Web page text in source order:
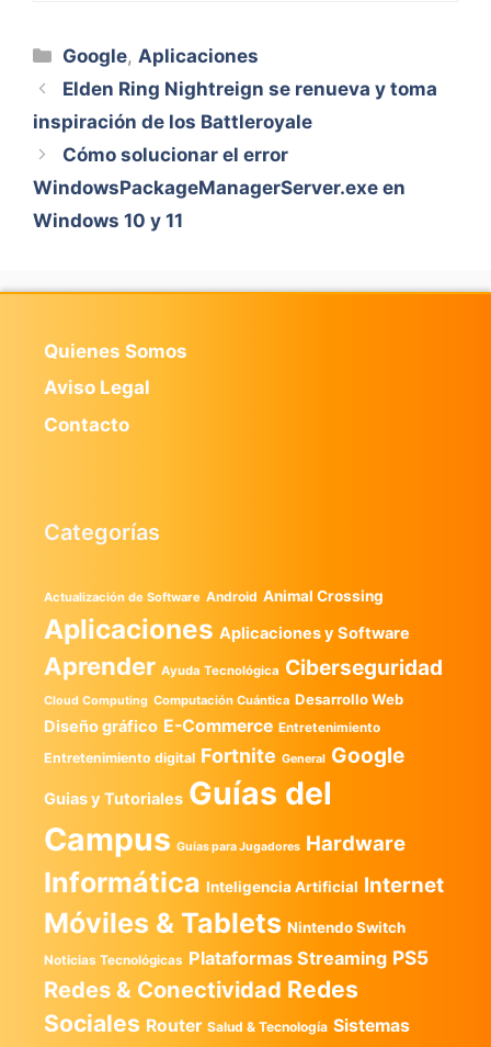
Categorías
Google, Aplicaciones
Elden Ring Nightreign se renueva y toma
inspiración de los Battleroyale
Cómo solucionar el error
WindowsPackageManagerServer.exe en
Windows 10 y 11
Quienes Somos
Aviso Legal
Contacto
Categorías
Actualización de Software Android Animal Crossing
Aplicaciones Aplicaciones y Software
Aprender Ayuda Tecnológica Ciberseguridad
Cloud Computing Computación Cuántica Desarrollo Web
Diseño gráfico E-Commerce Entretenimiento
Entretenimiento digital Fortnite General Google
Guias y Tutoriales Guías del
Campus Guías para Jugadores Hardware
Informática Inteligencia Artificial Internet
Móviles & Tablets Nintendo Switch
Noticias Tecnológicas Plataformas Streaming PS5
Redes & Conectividad Redes
Sociales Router Salud & Tecnología Sistemas